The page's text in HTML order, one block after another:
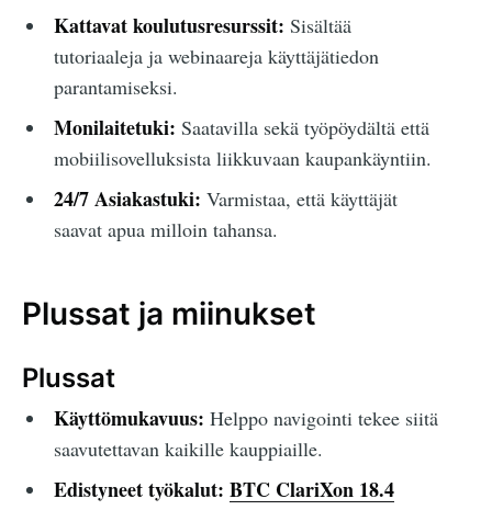
Kattavat koulutusresurssit: Sisältää
tutoriaaleja ja webinaareja käyttäjätiedon
parantamiseksi.
Monilaitetuki: Saatavilla sekä työpöydältä että
mobiilisovelluksista liikkuvaan kaupankäyntiin.
24/7 Asiakastuki: Varmistaa, että käyttäjät
saavat apua milloin tahansa.
Plussat ja miinukset
Plussat
Käyttömukavuus: Helppo navigointi tekee siitä
saavutettavan kaikille kauppiaille.
Edistyneet työkalut: BTC ClariXon 18.4